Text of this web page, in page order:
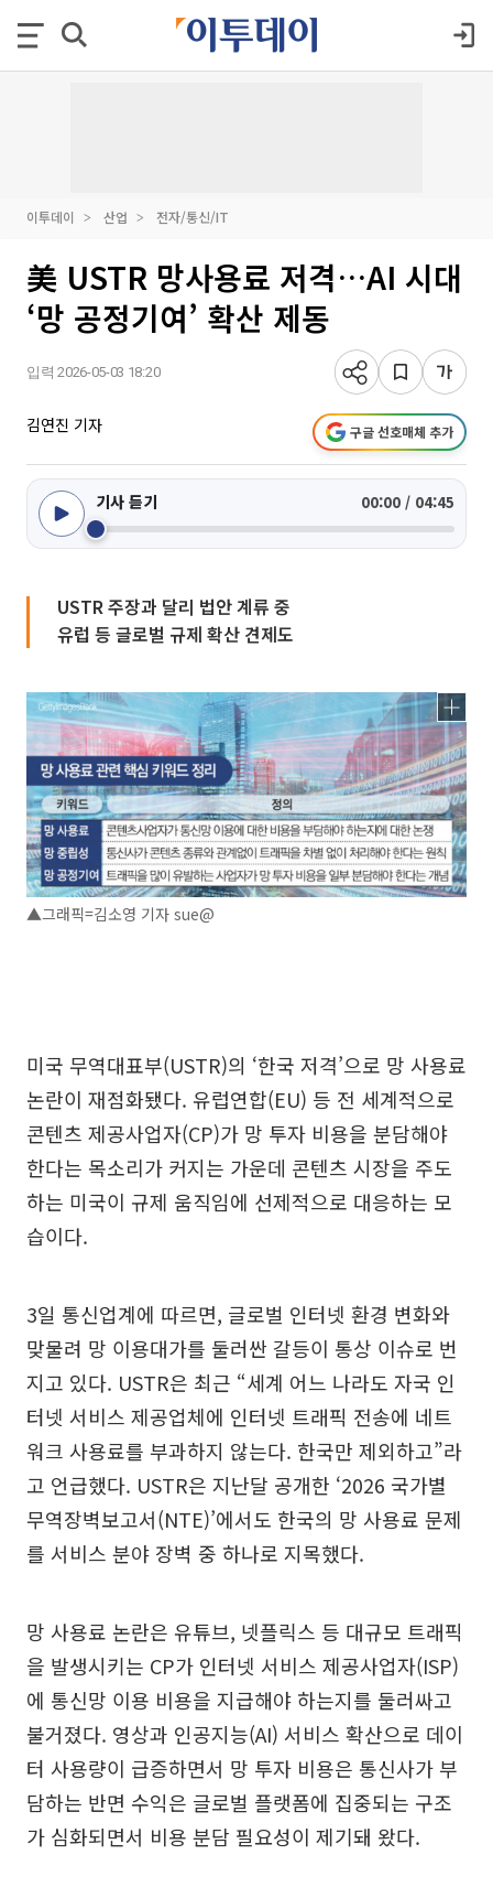
이투데이 산업 전자/통신/IT
美 USTR 망사용료 저격…AI 시대
‘망 공정기여’ 확산 제동
입력 2026-05-03 18:20
김연진 기자 구글 선호매체 추가
기사 듣기 00:00 / 04:45
USTR 주장과 달리 법안 계류 중
유럽 등 글로벌 규제 확산 견제도
▲그래픽=김소영 기자 sue@
미국 무역대표부(USTR)의 ‘한국 저격’으로 망 사용료
논란이 재점화됐다. 유럽연합(EU) 등 전 세계적으로
콘텐츠 제공사업자(CP)가 망 투자 비용을 분담해야
한다는 목소리가 커지는 가운데 콘텐츠 시장을 주도
하는 미국이 규제 움직임에 선제적으로 대응하는 모
습이다.
3일 통신업계에 따르면, 글로벌 인터넷 환경 변화와
맞물려 망 이용대가를 둘러싼 갈등이 통상 이슈로 번
지고 있다. USTR은 최근 “세계 어느 나라도 자국 인
터넷 서비스 제공업체에 인터넷 트래픽 전송에 네트
워크 사용료를 부과하지 않는다. 한국만 제외하고”라
고 언급했다. USTR은 지난달 공개한 ‘2026 국가별
무역장벽보고서(NTE)’에서도 한국의 망 사용료 문제
를 서비스 분야 장벽 중 하나로 지목했다.
망 사용료 논란은 유튜브, 넷플릭스 등 대규모 트래픽
을 발생시키는 CP가 인터넷 서비스 제공사업자(ISP)
에 통신망 이용 비용을 지급해야 하는지를 둘러싸고
불거졌다. 영상과 인공지능(AI) 서비스 확산으로 데이
터 사용량이 급증하면서 망 투자 비용은 통신사가 부
담하는 반면 수익은 글로벌 플랫폼에 집중되는 구조
가 심화되면서 비용 분담 필요성이 제기돼 왔다.